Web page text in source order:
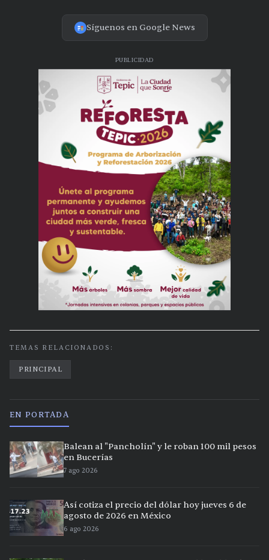
Síguenos en Google News
PUBLICIDAD
TEMAS RELACIONADOS:
PRINCIPAL
EN PORTADA
Balean al "Pancholín" y le roban 100 mil pesos
en Bucerías
7 ago 2026
Así cotiza el precio del dólar hoy jueves 6 de
agosto de 2026 en México
6 ago 2026